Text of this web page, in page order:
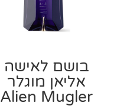
בושם לאישה
אליאן מוגלר
Alien Mugler